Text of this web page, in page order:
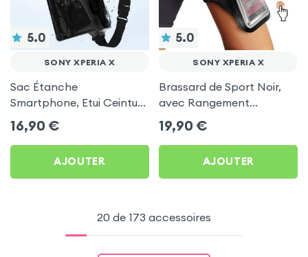
5.0
SONY XPERIA X
Sac Étanche
Smartphone, Etui Ceinture
à Sangle Réglable, 100%
Tactile - Noir pour Sony
Xperia X
16,90 €
AJOUTER
5.0
SONY XPERIA X
Brassard de Sport Noir,
avec Rangement
Carte/clé LinQ pour Sony
Xperia X
19,90 €
AJOUTER
20 de 173 accessoires